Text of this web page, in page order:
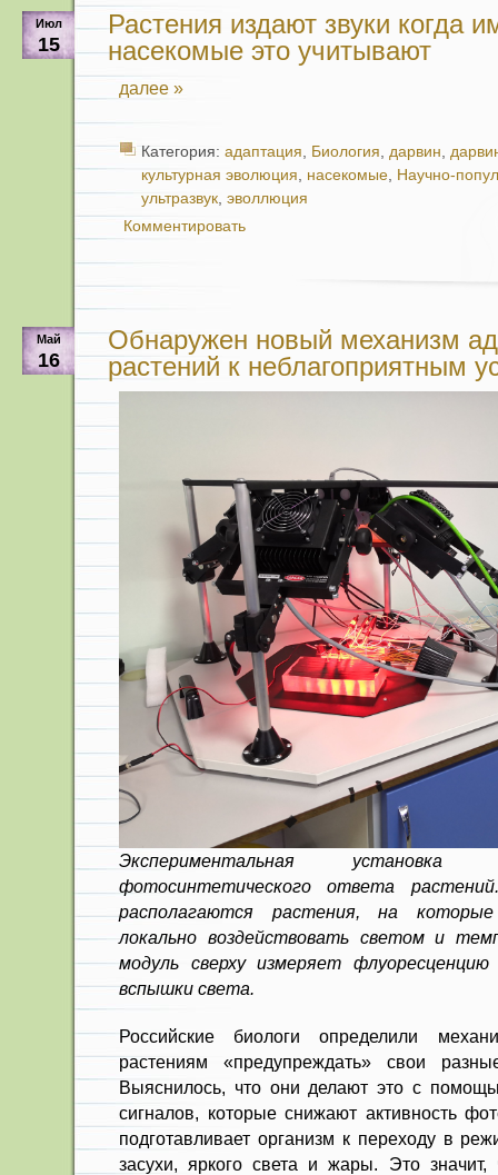
Июл
15
Растения издают звуки когда
насекомые это учитывают
далее »
Категория: адаптация, Биология, дарвин,
культурная эволюция, насекомые, Научно-
ультразвук, эволлюция
Комментировать
Май
16
Обнаружен новый механизм
растений к неблагоприятным
Экспериментальная установка
фотосинтетического ответа
располагаются растения, на
локально воздействовать светом и
модуль сверху измеряет
вспышки света.
Российские биологи определили
растениям «предупреждать» свои
Выяснилось, что они делают это с
сигналов, которые снижают активность
подготавливает организм к переходу в
засухи, яркого света и жары. Это значит,